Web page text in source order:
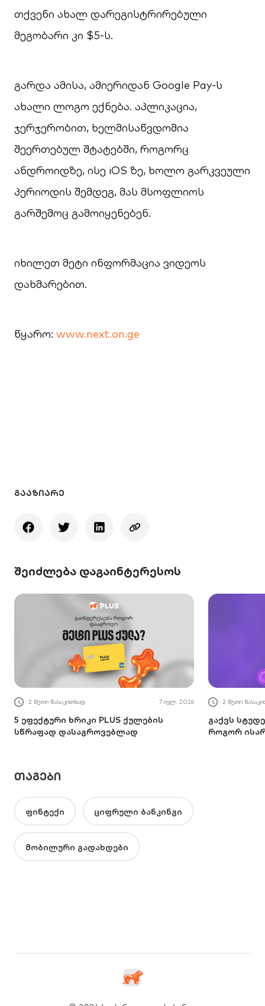
თქვენი ახალ დარეგისტრირებული
მეგობარი კი $5-ს.
გარდა ამისა, ამიერიდან Google Pay-ს
ახალი ლოგო ექნება. აპლიკაცია,
ჯერჯერობით, ხელმისაწვდომია
შეერთებულ შტატებში, როგორც
ანდროიდზე, ისე iOS ზე, ხოლო გარკვეული
პერიოდის შემდეგ, მას მსოფლიოს
გარშემოც გამოიყენებენ.
იხილეთ მეტი ინფორმაცია ვიდეოს
დახმარებით.
წყარო: www.next.on.ge
ᲒᲐᲐᲖᲘᲐᲠᲔ
შეიძლება დაგაინტერესოს
2 წუთი წასაკითხად 7 ივლ. 2026
5 ეფექტური ხრიკი PLUS ქულების
სწრაფად დასაგროვებლად
2 წუთი
გაქვს
როგორ
ᲗᲐᲒᲔᲑᲘ
ფინტექი ციფრული ბანკინგი
მობილური გადახდები